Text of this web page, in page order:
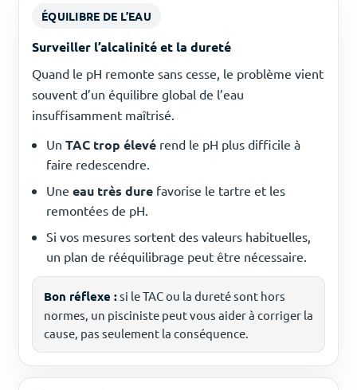
ÉQUILIBRE DE L’EAU
Surveiller l’alcalinité et la dureté
Quand le pH remonte sans cesse, le problème vient
souvent d’un équilibre global de l’eau
insuffisamment maîtrisé.
Un TAC trop élevé rend le pH plus difficile à
faire redescendre.
Une eau très dure favorise le tartre et les
remontées de pH.
Si vos mesures sortent des valeurs habituelles,
un plan de rééquilibrage peut être nécessaire.
Bon réflexe :si le TAC ou la dureté sont hors
normes, un pisciniste peut vous aider à corriger la
cause, pas seulement la conséquence.